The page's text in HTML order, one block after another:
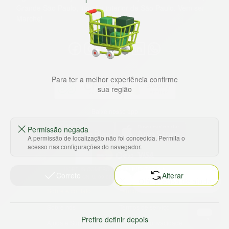
Grande São Paulo, litoral e interior de São Paulo. Vem ser
HORTUS COMERCIO DE ALIMENTOS S.A
CNPJ: 09.000.493/0002-15
Ajuda e Suporte
Política de privacidade
Para ter a melhor experiência confirme
sua região
Permissão negada
A permissão de localização não foi concedida. Permita o
acesso nas configurações do navegador.
Alterar
Prefiro definir depois